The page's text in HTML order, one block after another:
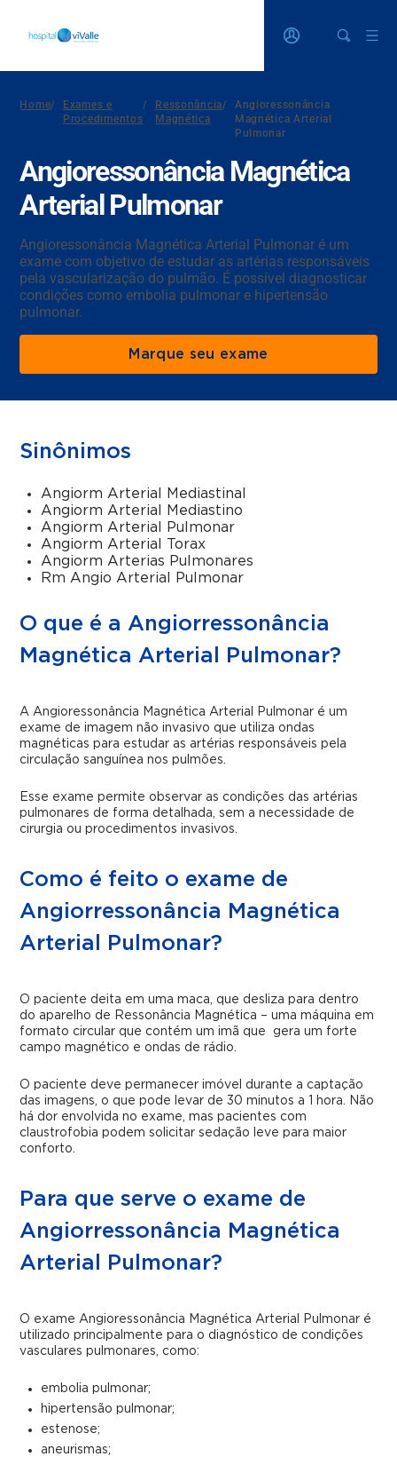
Home/
Exames e
Procedimentos
/
Ressonância
Magnética
/
Angioressonância
Magnética Arterial
Pulmonar
Angioressonância Magnética
Arterial Pulmonar
Angioressonância Magnética Arterial Pulmonar é um
exame com objetivo de estudar as artérias responsáveis
pela vascularização do pulmão. É possível diagnosticar
condições como embolia pulmonar e hipertensão
pulmonar.
Marque seu exame
Sinônimos
Angiorm Arterial Mediastinal
Angiorm Arterial Mediastino
Angiorm Arterial Pulmonar
Angiorm Arterial Torax
Angiorm Arterias Pulmonares
Rm Angio Arterial Pulmonar
O que é a Angiorressonância
Magnética Arterial Pulmonar?
A Angioressonância Magnética Arterial Pulmonar é um
exame de imagem não invasivo que utiliza ondas
magnéticas para estudar as artérias responsáveis pela
circulação sanguínea nos pulmões.
Esse exame permite observar as condições das artérias
pulmonares de forma detalhada, sem a necessidade de
cirurgia ou procedimentos invasivos.
Como é feito o exame de
Angiorressonância Magnética
Arterial Pulmonar?
O paciente deita em uma maca, que desliza para dentro
do aparelho de Ressonância Magnética – uma máquina em
formato circular que contém um imã que gera um forte
campo magnético e ondas de rádio.
O paciente deve permanecer imóvel durante a captação
das imagens, o que pode levar de 30 minutos a 1 hora. Não
há dor envolvida no exame, mas pacientes com
claustrofobia podem solicitar sedação leve para maior
conforto.
Para que serve o exame de
Angiorressonância Magnética
Arterial Pulmonar?
O exame Angioressonância Magnética Arterial Pulmonar é
utilizado principalmente para o diagnóstico de condições
vasculares pulmonares, como:
embolia pulmonar;
hipertensão pulmonar;
estenose;
aneurismas;